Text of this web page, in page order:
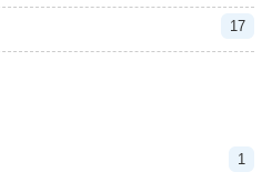
17
1